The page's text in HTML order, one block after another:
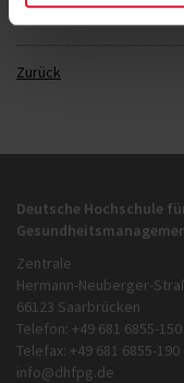
Zurück
Deutsche Hochschule
Zentrale
Hermann-Neuberger-
66123 Saarbrücken
Telefon: +49 681 6855-150
Telefax: +49 681 6855-190
info@dhfpg.de